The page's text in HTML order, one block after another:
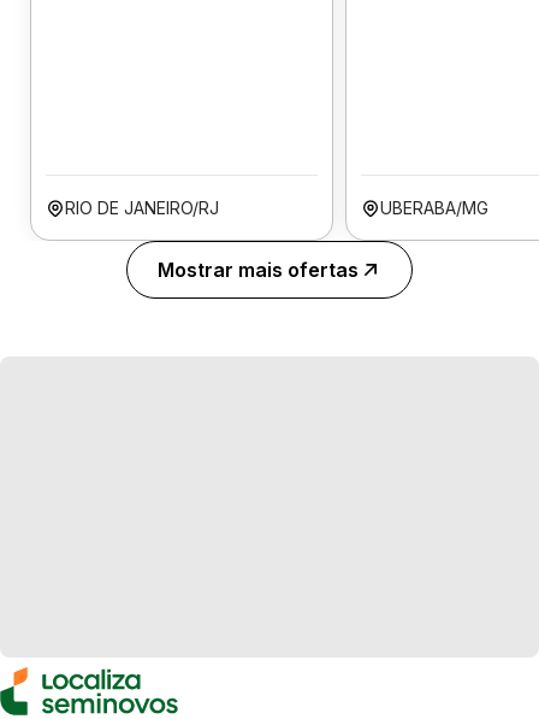
RIO DE JANEIRO/RJ UBERABA/MG
Mostrar mais ofertas